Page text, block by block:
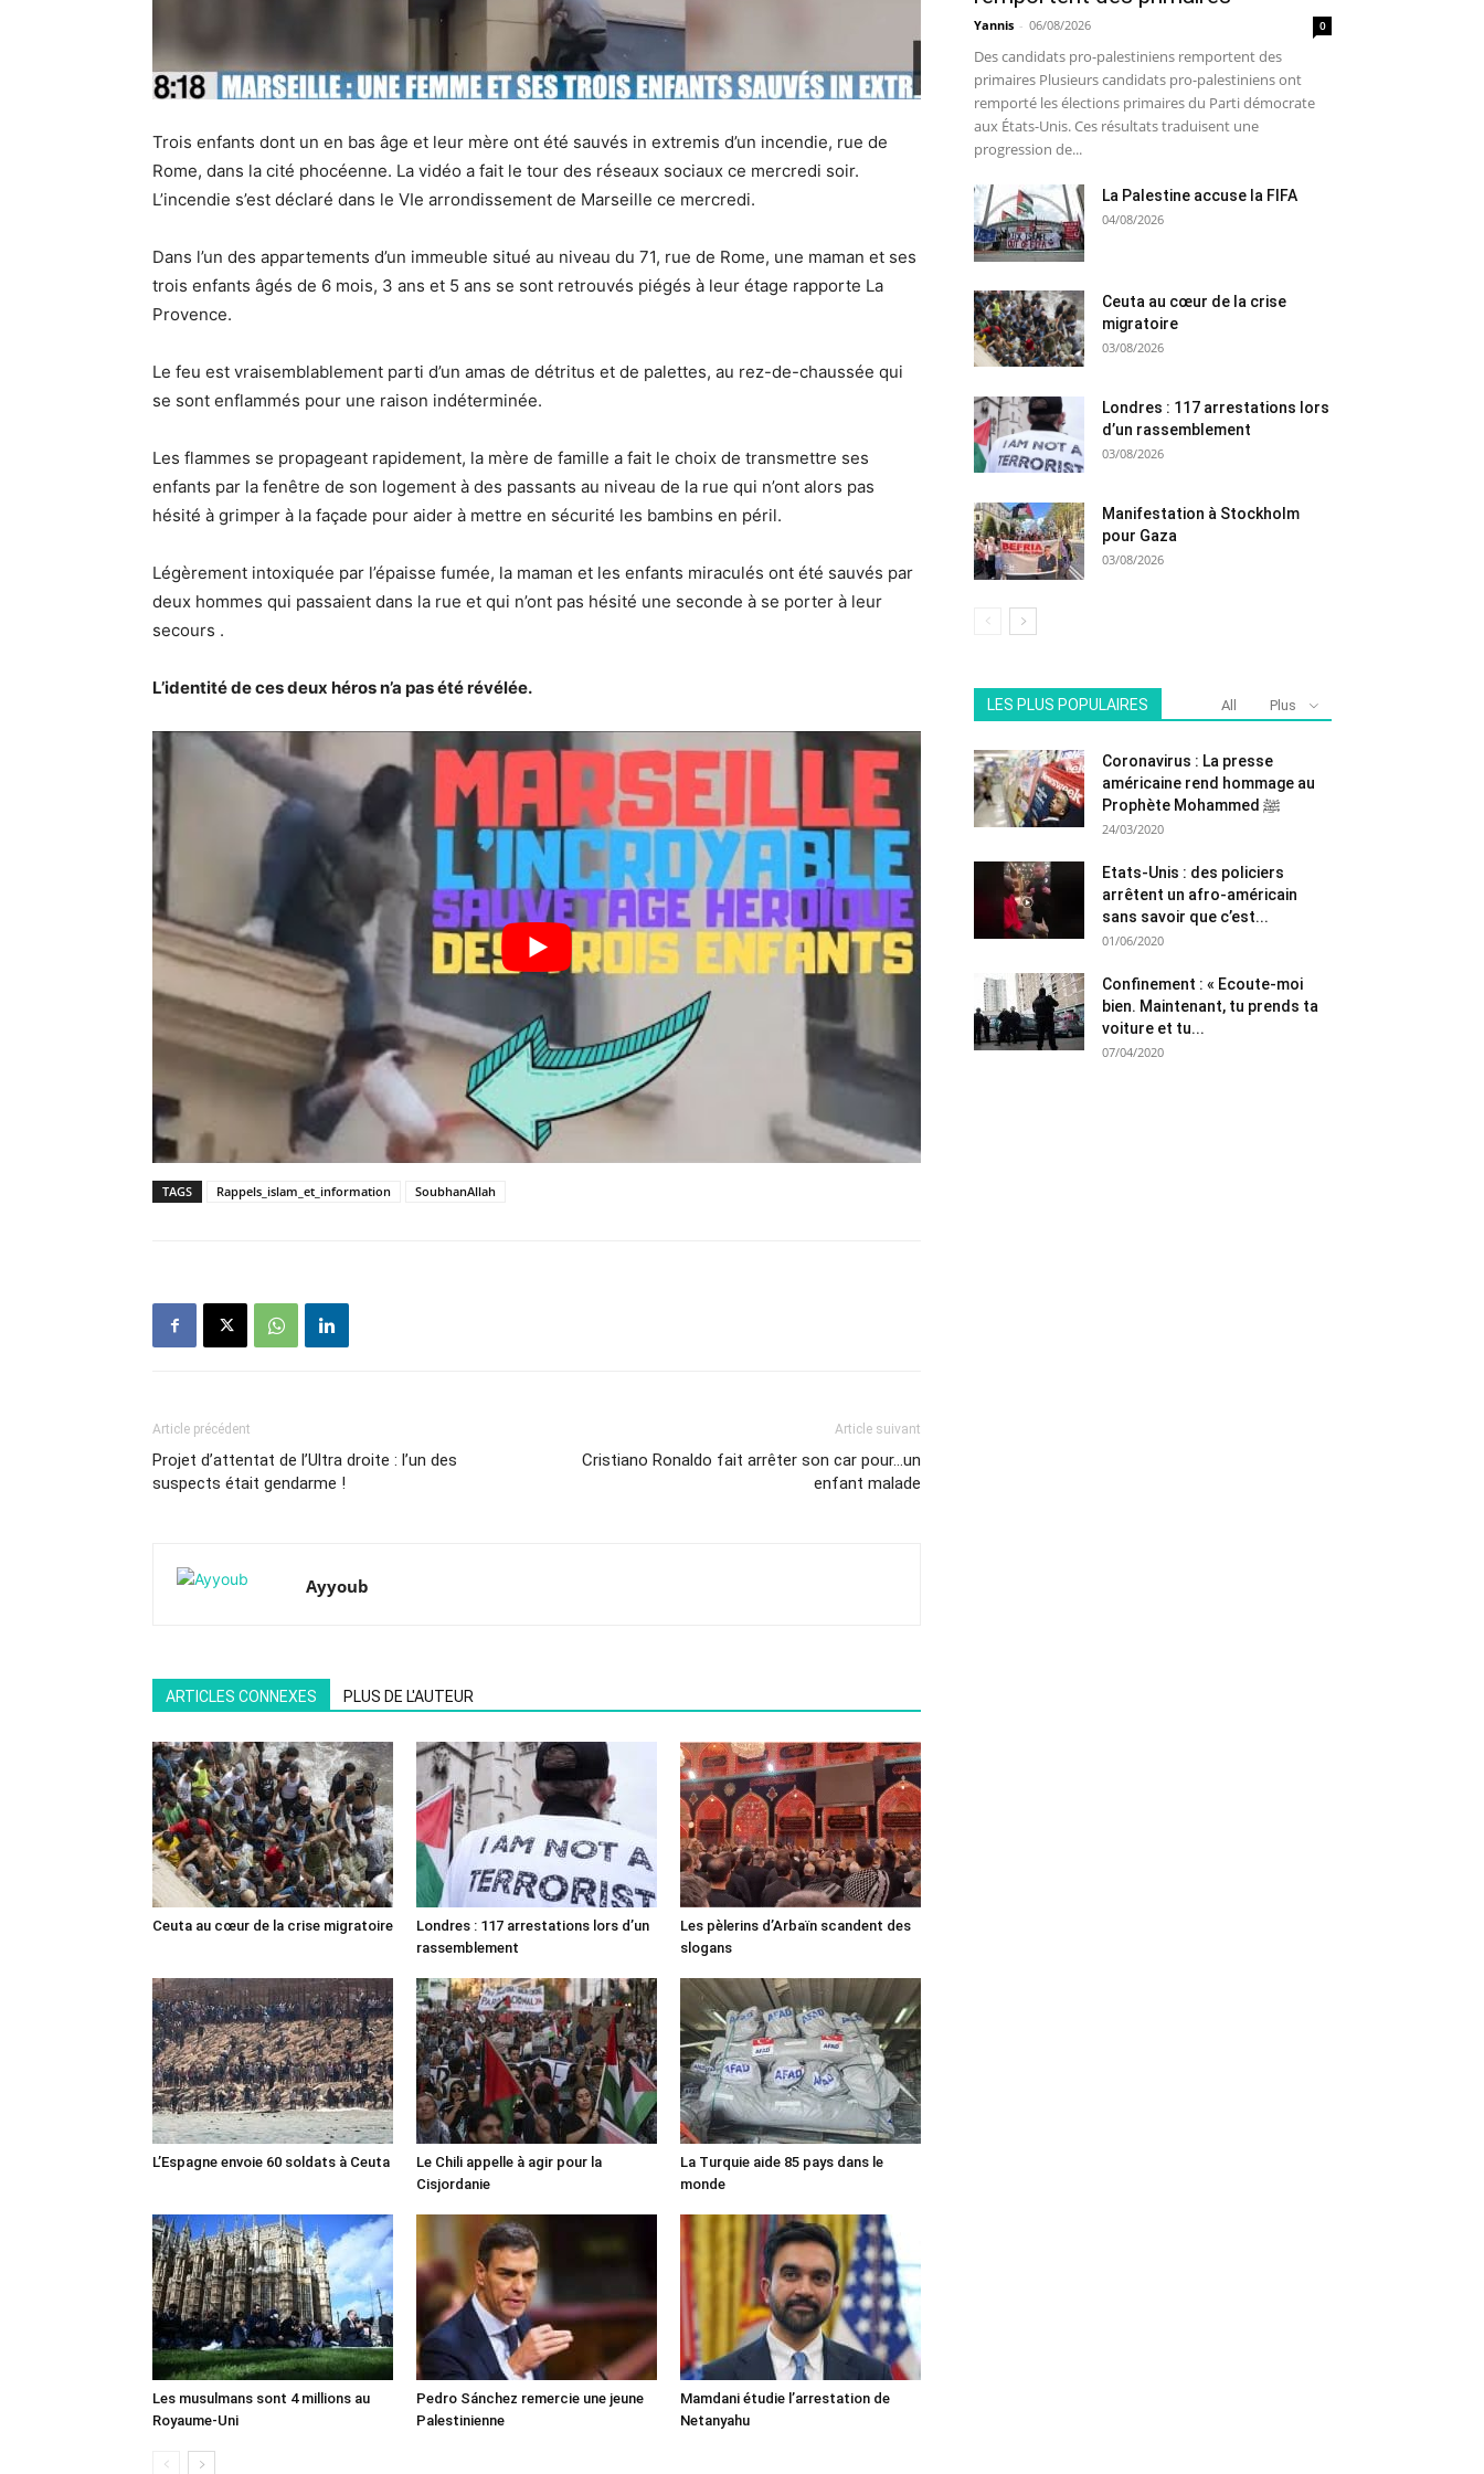
Trois enfants dont un en bas âge et leur mère ont été sauvés in extremis d’un incendie, rue de
Rome, dans la cité phocéenne. La vidéo a fait le tour des réseaux sociaux ce mercredi soir.
L’incendie s’est déclaré dans le VIe arrondissement de Marseille ce mercredi.
Dans l’un des appartements d’un immeuble situé au niveau du 71, rue de Rome, une maman et ses
trois enfants âgés de 6 mois, 3 ans et 5 ans se sont retrouvés piégés à leur étage rapporte La
Provence.
Le feu est vraisemblablement parti d’un amas de détritus et de palettes, au rez-de-chaussée qui
se sont enflammés pour une raison indéterminée.
Les flammes se propageant rapidement, la mère de famille a fait le choix de transmettre ses
enfants par la fenêtre de son logement à des passants au niveau de la rue qui n’ont alors pas
hésité à grimper à la façade pour aider à mettre en sécurité les bambins en péril.
Légèrement intoxiquée par l’épaisse fumée, la maman et les enfants miraculés ont été sauvés par
deux hommes qui passaient dans la rue et qui n’ont pas hésité une seconde à se porter à leur
secours .
L’identité de ces deux héros n’a pas été révélée.
TAGS Rappels_islam_et_information SoubhanAllah
Article précédent
Projet d’attentat de l’Ultra droite : l’un des
suspects était gendarme !
Article suivant
Cristiano Ronaldo fait arrêter son car pour…un
enfant malade
Ayyoub
ARTICLES CONNEXES PLUS DE L'AUTEUR
Ceuta au cœur de la crise migratoire
Londres : 117 arrestations lors d’un
rassemblement
Les pèlerins d’Arbaïn scandent des
slogans
L’Espagne envoie 60 soldats à Ceuta
Le Chili appelle à agir pour la
Cisjordanie
La Turquie aide 85 pays dans le
monde
Les musulmans sont 4 millions au
Royaume-Uni
Pedro Sánchez remercie une jeune
Palestinienne
Mamdani étudie l’arrestation de
Netanyahu
Yannis - 06/08/2026 0
Des candidats pro-palestiniens remportent des
primaires Plusieurs candidats pro-palestiniens ont
remporté les élections primaires du Parti démocrate
aux États-Unis. Ces résultats traduisent une
progression de...
La Palestine accuse la FIFA
04/08/2026
Ceuta au cœur de la crise
migratoire
03/08/2026
Londres : 117 arrestations lors
d’un rassemblement
03/08/2026
Manifestation à Stockholm
pour Gaza
03/08/2026
LES PLUS POPULAIRES All Plus
Coronavirus : La presse
américaine rend hommage au
Prophète Mohammed ﷺ
24/03/2020
Etats-Unis : des policiers
arrêtent un afro-américain
sans savoir que c’est...
01/06/2020
Confinement : « Ecoute-moi
bien. Maintenant, tu prends ta
voiture et tu...
07/04/2020